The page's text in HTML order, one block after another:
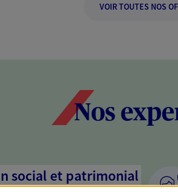
VOIR TOUTES NOS
Nos
social et patrimonial